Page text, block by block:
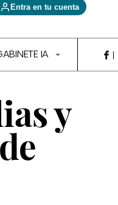
Entra en tu cuenta
IA
y